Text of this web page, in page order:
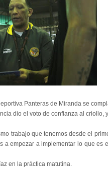
Panteras de Miranda se
dio el voto de confianza al criollo,
trabajo que tenemos desde el
empezar a implementar lo que es
en la práctica matutina.